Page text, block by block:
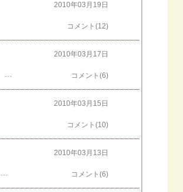
2010年03月19日
コメント(12)
2010年03月17日
コメント(6)
2010年03月15日
コメント(10)
2010年03月13日
コメント(6)